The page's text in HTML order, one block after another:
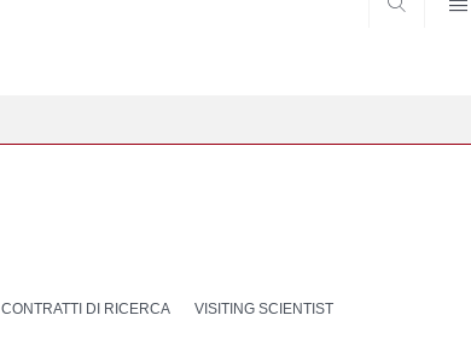
CONTRATTI DI RICERCA VISITING SCIENTIST